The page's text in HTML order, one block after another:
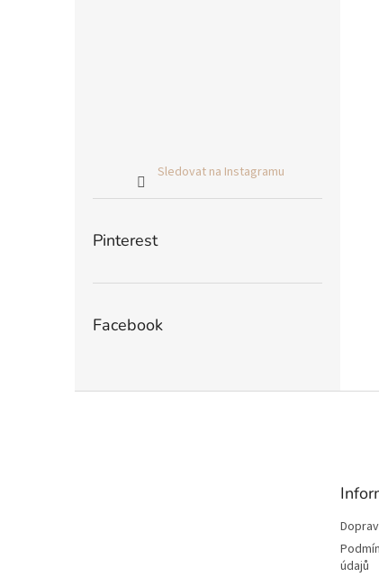
Sledovat na Instagramu
Pinterest
Facebook
údajů